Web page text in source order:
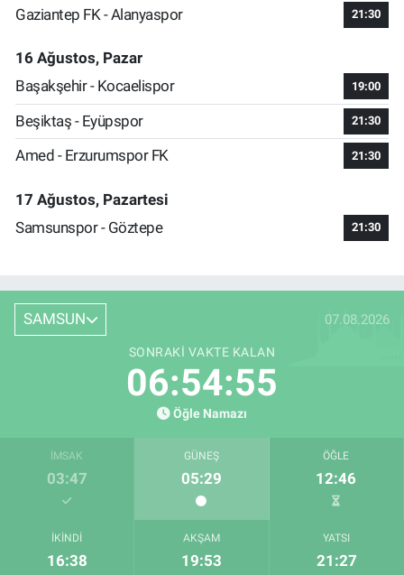
Gaziantep FK - Alanyaspor 21:30
16 Ağustos, Pazar
Başakşehir - Kocaelispor
19:00
Beşiktaş - Eyüpspor 21:30
Amed - Erzurumspor FK 21:30
17 Ağustos, Pazartesi
Samsunspor - Göztepe
21:30
SAMSUN 07.08.2026
SONRAKI VAKTE KALAN
06:54:54
Öğle Namazı
İMSAK
03:47
GÜNEŞ
05:29
ÖĞLE
12:46
İKINDI
16:38
AKŞAM
19:53
YATSI
21:27